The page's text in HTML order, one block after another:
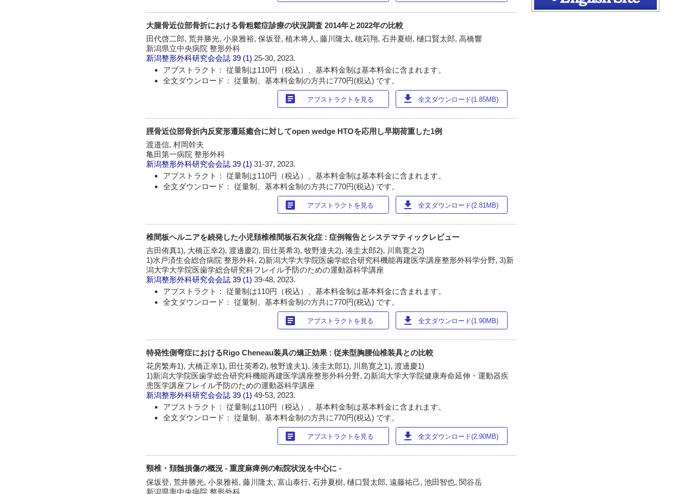
大腿骨近位部骨折における骨粗鬆症診療の状況調査 2014年と2022年の比較
田代啓二郎, 荒井勝光, 小泉雅裕, 保坂登, 植木将人, 藤川隆太, 穂苅翔, 石井夏樹, 樋口賢太郎, 高橋響
新潟県立中央病院 整形外科
新潟整形外科研究会会誌 39 (1) 25-30, 2023.
アブストラクト： 従量制は110円（税込）、基本料金制は基本料金に含まれます。
全文ダウンロード： 従量制、基本料金制の方共に770円(税込) です。
article アブストラクトを見る download 全文ダウンロード(1.85MB)
脛骨近位部骨折内反変形遷延癒合に対してopen wedge HTOを応用し早期荷重した1例
渡邉信, 村岡幹夫
亀田第一病院 整形外科
新潟整形外科研究会会誌 39 (1)31-37, 2023.
アブストラクト： 従量制は110円（税込）、基本料金制は基本料金に含まれます。
全文ダウンロード： 従量制、基本料金制の方共に770円(税込) です。
article アブストラクトを見る download 全文ダウンロード(2.81MB)
椎間板ヘルニアを続発した小児頚椎椎間板石灰化症 : 症例報告とシステマティックレビュー
吉田侑真1), 大橋正幸2), 渡邊慶2), 田仕英希3), 牧野達夫2), 湊圭太郎2), 川島寛之2)
1)水戸済生会総合病院 整形外科, 2)新潟大学大学院医歯学総合研究科機能再建医学講座整形外科学分野, 3)新
潟大学大学院医歯学総合研究科フレイル予防のための運動器科学講座
新潟整形外科研究会会誌 39 (1)39-48, 2023.
アブストラクト： 従量制は110円（税込）、基本料金制は基本料金に含まれます。
全文ダウンロード： 従量制、基本料金制の方共に770円(税込) です。
article アブストラクトを見る download 全文ダウンロード(1.90MB)
特発性側弯症におけるRigo Cheneau装具の矯正効果 : 従来型胸腰仙椎装具との比較
花房繁寿1), 大橋正幸1), 田仕英希2), 牧野達夫1), 湊圭太郎1), 川島寛之1), 渡邊慶1)
1)新潟大学院医歯学総合研究科機能再建医学講座整形外科分野, 2)新潟大学大学院健康寿命延伸・運動器疾
患医学講座フレイル予防のための運動器科学講座
新潟整形外科研究会会誌 39 (1)49-53, 2023.
アブストラクト： 従量制は110円（税込）、基本料金制は基本料金に含まれます。
全文ダウンロード： 従量制、基本料金制の方共に770円(税込) です。
article アブストラクトを見る download 全文ダウンロード(2.90MB)
頸椎・頚髄損傷の概況 - 重度麻痺例の転院状況を中心に -
保坂登, 荒井勝光, 小泉雅裕, 藤川隆太, 富山泰行, 石井夏樹, 樋口賢太郎, 遠藤祐己, 池田智也, 関谷岳
新潟県率中央病院 整形外科